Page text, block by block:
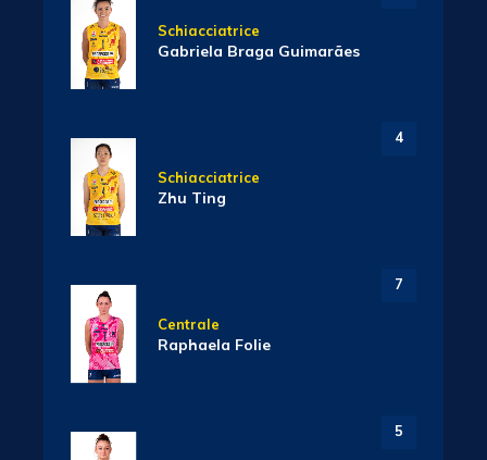
Schiacciatrice
Gabriela Braga Guimarães
4
Schiacciatrice
Zhu Ting
7
Centrale
Raphaela Folie
5